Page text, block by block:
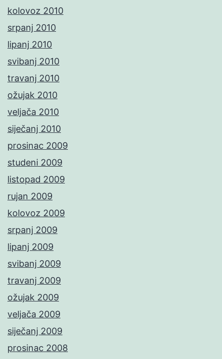
kolovoz 2010
srpanj 2010
lipanj 2010
svibanj 2010
travanj 2010
ožujak 2010
veljača 2010
siječanj 2010
prosinac 2009
studeni 2009
listopad 2009
rujan 2009
kolovoz 2009
srpanj 2009
lipanj 2009
svibanj 2009
travanj 2009
ožujak 2009
veljača 2009
siječanj 2009
prosinac 2008